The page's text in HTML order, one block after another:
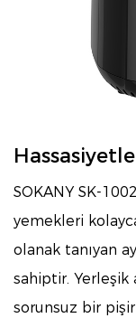
SOKANY SK-
yemekleri
olanak tanıyan
sahiptir. Yerleşik
sorunsuz bir